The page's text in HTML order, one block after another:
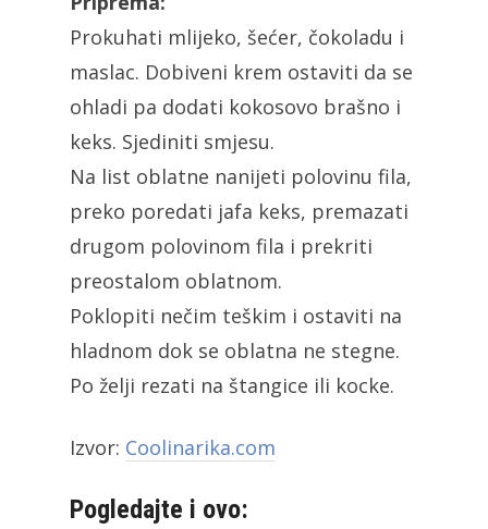
Prokuhati mlijeko, šećer, čokoladu i
maslac. Dobiveni krem ostaviti da se
ohladi pa dodati kokosovo brašno i
keks. Sjediniti smjesu.
Na list oblatne nanijeti polovinu fila,
preko poredati jafa keks, premazati
drugom polovinom fila i prekriti
preostalom oblatnom.
Poklopiti nečim teškim i ostaviti na
hladnom dok se oblatna ne stegne.
Po želji rezati na štangice ili kocke.
Izvor: Coolinarika.com
Pogledajte i ovo: